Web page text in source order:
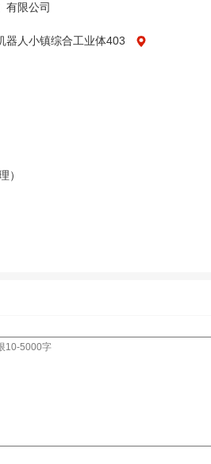
有限公司
器人小镇综合工业体403
）